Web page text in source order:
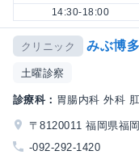
14:30-18:00
クリニック みぶ博
土曜診察
診療科： 胃腸内科 外科
〒8120011 福岡県福
-092-292-1420